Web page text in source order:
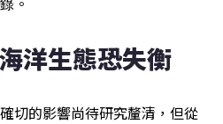
洋生態恐失衡
切的影響尚待研究釐清，但從